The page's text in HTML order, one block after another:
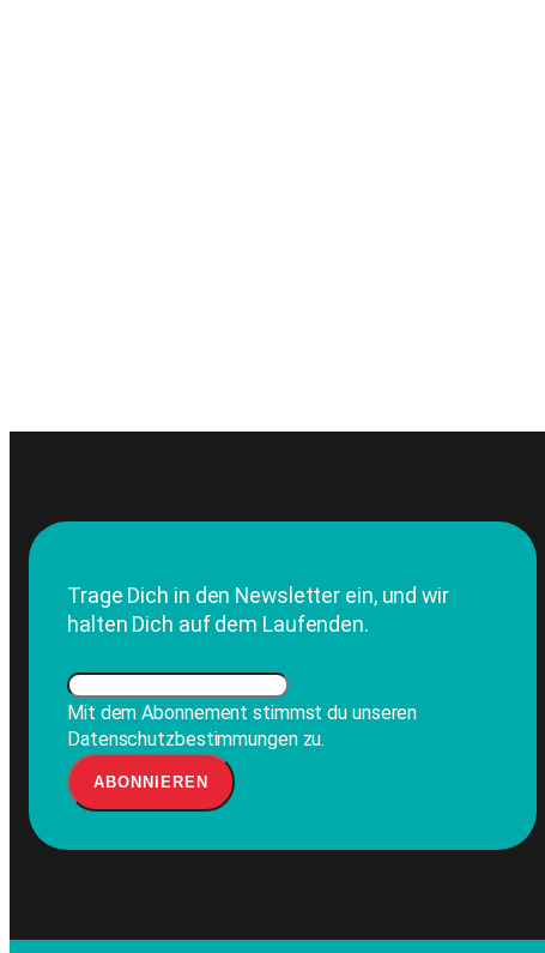
Trage Dich in den Newsletter ein, und wir
halten Dich auf dem Laufenden.
Mit dem Abonnement stimmst du unseren
Datenschutzbestimmungen zu.